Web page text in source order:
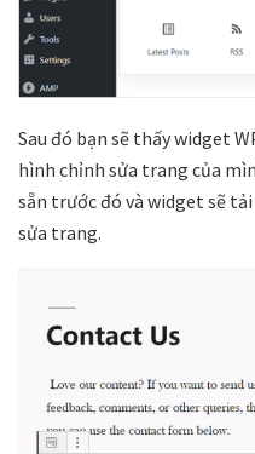
Sau đó bạn sẽ thấy widget
hình chỉnh sửa trang của
sẵn trước đó và widget sẽ
sửa trang.